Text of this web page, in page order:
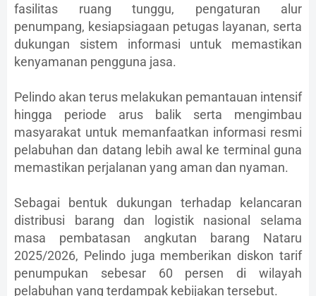
fasilitas ruang tunggu, pengaturan alur
penumpang, kesiapsiagaan petugas layanan, serta
dukungan sistem informasi untuk memastikan
kenyamanan pengguna jasa.
Pelindo akan terus melakukan pemantauan intensif
hingga periode arus balik serta mengimbau
masyarakat untuk memanfaatkan informasi resmi
pelabuhan dan datang lebih awal ke terminal guna
memastikan perjalanan yang aman dan nyaman.
Sebagai bentuk dukungan terhadap kelancaran
distribusi barang dan logistik nasional selama
masa pembatasan angkutan barang Nataru
2025/2026, Pelindo juga memberikan diskon tarif
penumpukan sebesar 60 persen di wilayah
pelabuhan yang terdampak kebijakan tersebut.